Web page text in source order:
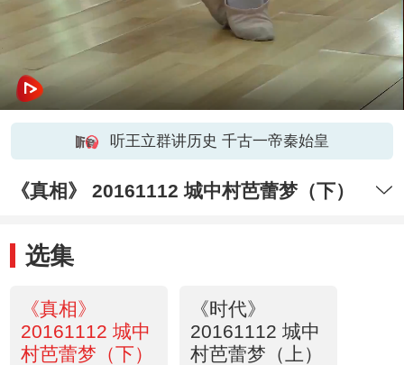
听王立群讲历史 千古一帝秦始皇
《真相》 20161112 城中村芭蕾梦（下）
选集
《真相》
20161112 城中
村芭蕾梦（下）
《时代》
20161112 城中
村芭蕾梦（上）